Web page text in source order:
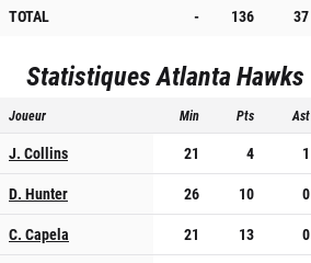
TOTAL
- 136 37
StatistiquesAtlanta Hawks
Joueur Min Pts Ast
J. Collins 21 4 1
D. Hunter
26 10 0
C. Capela
21 13 0